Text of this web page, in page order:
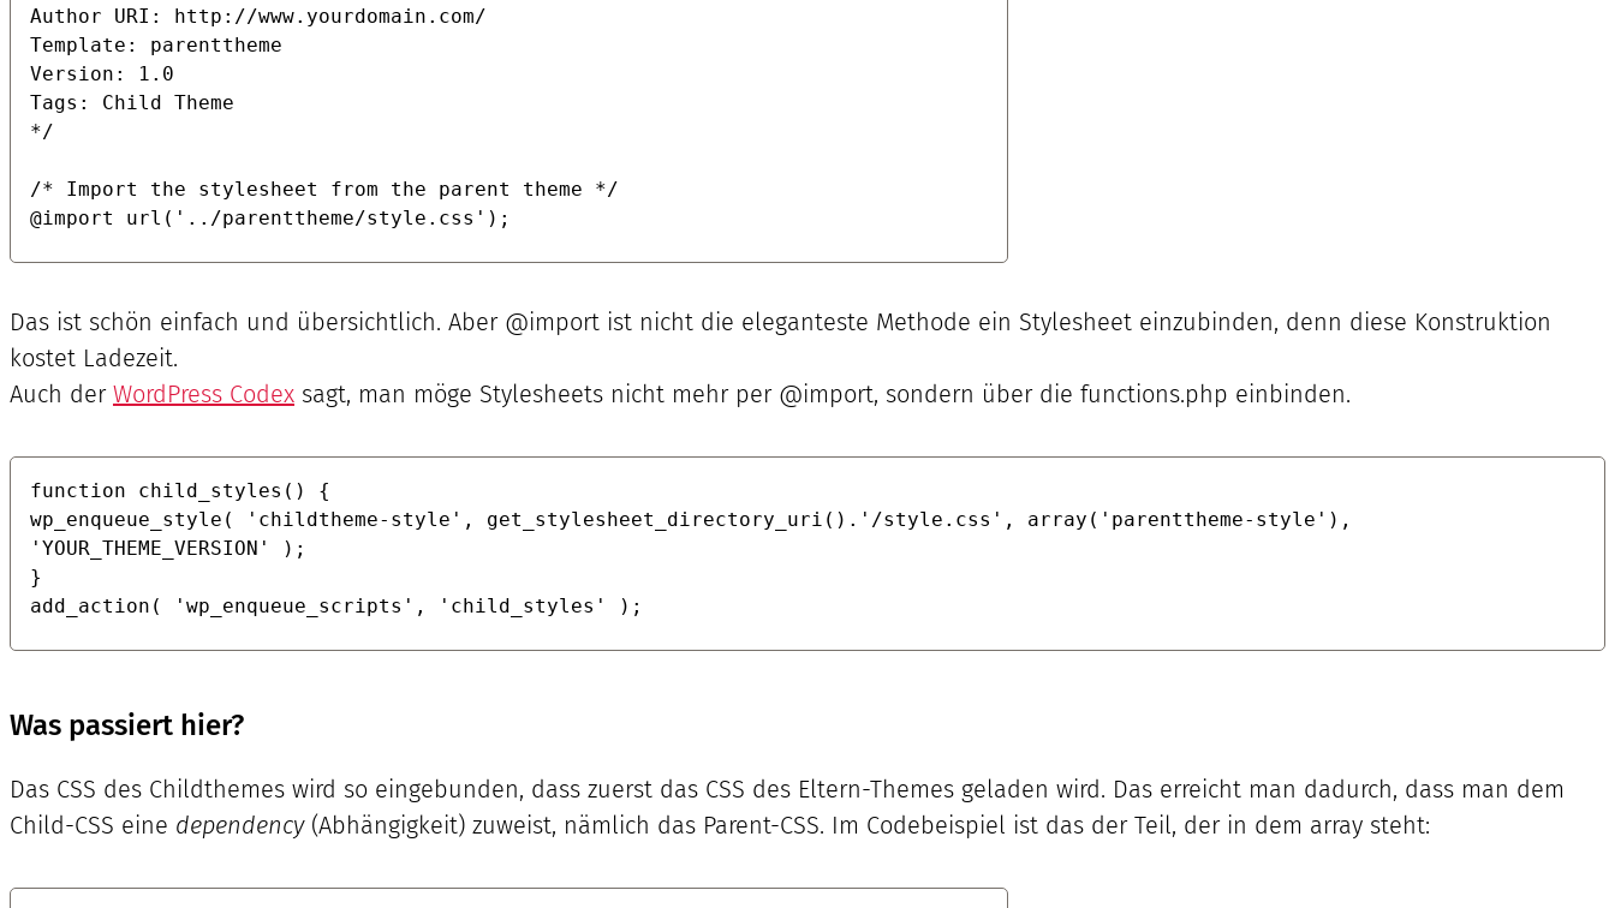
Author URI: http://www.yourdomain.com/
Template: parenttheme
Version: 1.0
Tags: Child Theme
*/
/* Import the stylesheet from the parent theme */
@import url('../parenttheme/style.css');
Das ist schön einfach und übersichtlich. Aber @import ist nicht die eleganteste Methode ein Stylesheet einzubinden, denn diese Konstruktion
kostet Ladezeit.
Auch der WordPress Codex sagt, man möge Stylesheets nicht mehr per @import, sondern über die functions.php einbinden.
function child_styles() {
wp_enqueue_style( 'childtheme-style', get_stylesheet_directory_uri().'/style.css', array('parenttheme-style'),
'YOUR_THEME_VERSION' );
}
add_action( 'wp_enqueue_scripts', 'child_styles' );
Was passiert hier?
Das CSS des Childthemes wird so eingebunden, dass zuerst das CSS des Eltern-Themes geladen wird. Das erreicht man dadurch, dass man dem
Child-CSS eine dependency(Abhängigkeit) zuweist, nämlich das Parent-CSS. Im Codebeispiel ist das der Teil, der in dem array steht: